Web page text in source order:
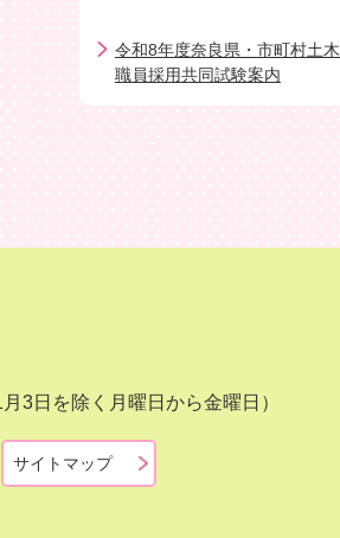
令和8年度奈良県・市町村土木
職員採用共同試験案内
3日を除く月曜日から金曜日）
サイトマップ